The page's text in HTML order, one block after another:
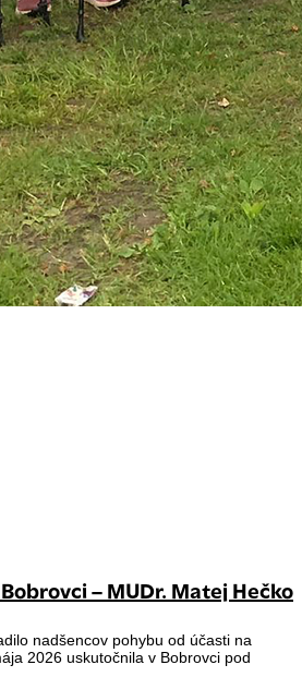
– MUDr. Matej Hečko
nadšencov pohybu od účasti na
2026 uskutočnila v Bobrovci pod